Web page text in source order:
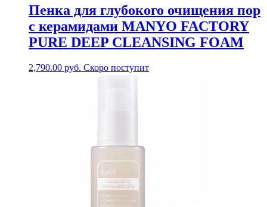
Пенка для глубокого очищения пор
с керамидами MANYO FACTORY
PURE DEEP CLEANSING FOAM
2,790.00 руб. Скоро поступит